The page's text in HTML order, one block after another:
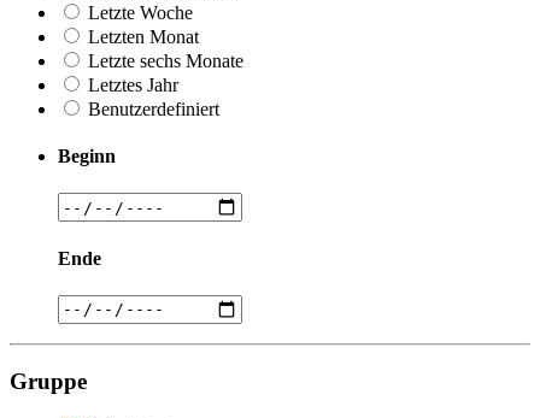
Letzte Woche
Letzten Monat
Letzte sechs Monate
Letztes Jahr
Benutzerdefiniert
Beginn
Ende
Gruppe